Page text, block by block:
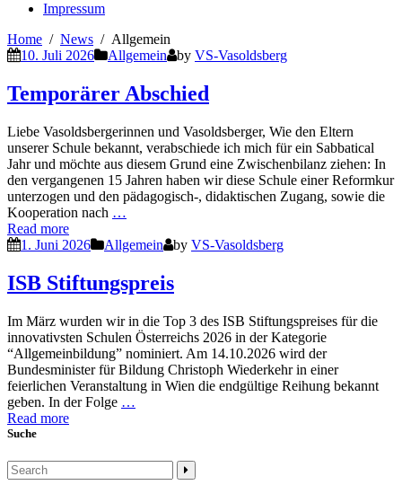
Impressum
Home
News
Allgemein
10. Juli 2026
Allgemein by VS-Vasoldsberg
Temporärer Abschied
Liebe Vasoldsbergerinnen und Vasoldsberger, Wie den Eltern
unserer Schule bekannt, verabschiede ich mich für ein Sabbatical
Jahr und möchte aus diesem Grund eine Zwischenbilanz ziehen: In
den vergangenen 15 Jahren haben wir diese Schule einer Reformkur
unterzogen und den pädagogisch-, didaktischen Zugang, sowie die
Kooperation nach …
Read more
1. Juni 2026
Allgemein by VS-Vasoldsberg
ISB Stiftungspreis
Im März wurden wir in die Top 3 des ISB Stiftungspreises für die
innovativsten Schulen Österreichs 2026 in der Kategorie
“Allgemeinbildung” nominiert. Am 14.10.2026 wird der
Bundesminister für Bildung Christoph Wiederkehr in einer
feierlichen Veranstaltung in Wien die endgültige Reihung bekannt
geben. In der Folge …
Read more
Suche